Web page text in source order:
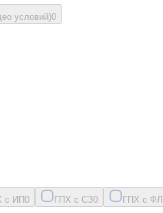
условий)0
с ИП0 ГПХ с СЗ0 ГПХ с ФЛ